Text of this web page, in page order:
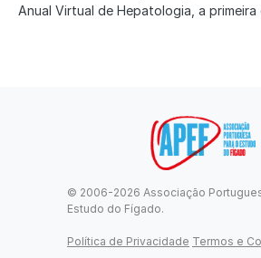
Anual Virtual de Hepatologia, a primeira
© 2006-2026 Associação
Estudo do Fígado.
Política de Privacidade Termos e